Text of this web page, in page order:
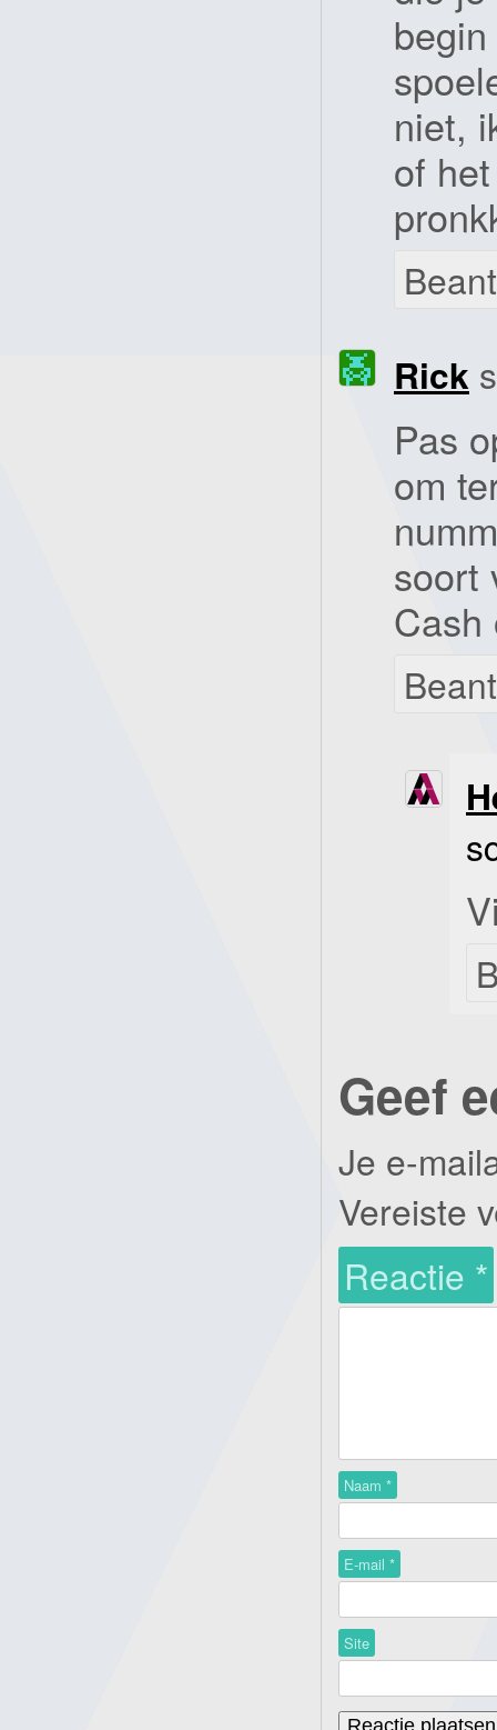
niet,
of
Rick
Pas
om
soort
Cash
Geef
Je e-
Vereiste
Reactie *
Naam *
E-mail *
Site